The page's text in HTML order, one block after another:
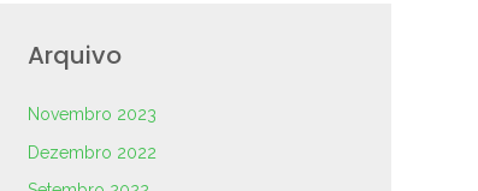
Arquivo
Novembro 2023
Dezembro 2022